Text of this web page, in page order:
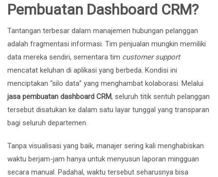
Pembuatan Dashboard CRM?
Tantangan terbesar dalam manajemen hubungan pelanggan
adalah fragmentasi informasi. Tim penjualan mungkin memiliki
data mereka sendiri, sementara tim customer support
mencatat keluhan di aplikasi yang berbeda. Kondisi ini
menciptakan “silo data” yang menghambat kolaborasi. Melalui
jasa pembuatan dashboard CRM, seluruh titik sentuh pelanggan
tersebut disatukan ke dalam satu layar tunggal yang transparan
bagi seluruh departemen.
Tanpa visualisasi yang baik, manajer sering kali menghabiskan
waktu berjam-jam hanya untuk menyusun laporan mingguan
secara manual. Padahal, waktu tersebut seharusnya bisa